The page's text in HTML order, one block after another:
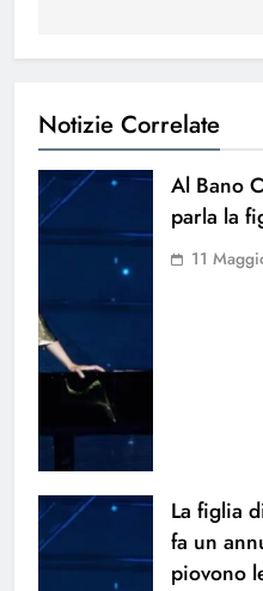
Notizie Correlate
Al Bano
parla la
11
La figlia
fa un
piovono